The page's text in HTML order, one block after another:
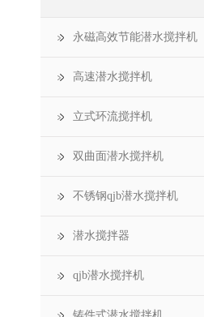
永磁高效节能潜水搅拌机
高速潜水搅拌机
立式环流搅拌机
双曲面潜水搅拌机
不锈钢qjb潜水搅拌机
潜水搅拌器
qjb潜水搅拌机